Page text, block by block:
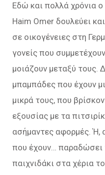
Εδώ και πολλά χρόνια
Ηaim Omer δουλεύει
σε οικογένειες στη
γονείς που
μοιάζουν μεταξύ τους.
μπαμπάδες που έχουν
μικρά τους, που
εξουσίας με τα
ασήμαντες αφορμές. Ή,
που έχουν… παραδώσει
παιχνιδάκι στα χέρια